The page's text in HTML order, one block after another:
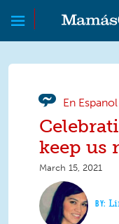
Skip to main content
Skip to main content
En Espanol
keep us
March 15, 2021